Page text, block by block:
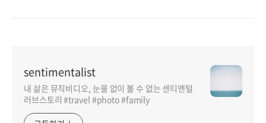
sentimentalist
내 삶은 뮤직비디오, 눈물 없이 볼 수 없는 센티멘털
러브스토리 #travel #photo #family